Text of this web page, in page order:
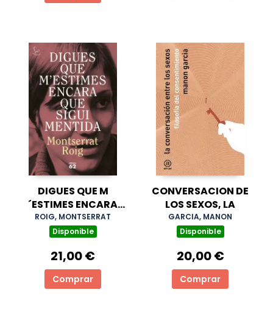
DIGUES QUE M
´ESTIMES ENCARA
QUE SIGUI MENTIDA
ROIG, MONTSERRAT
Disponible
21,00 €
Comprar
CONVERSACION DE
LOS SEXOS, LA
GARCIA, MANON
Disponible
20,00 €
Comprar